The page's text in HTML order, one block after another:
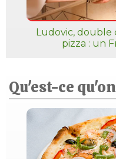
Ludovic, double
pizza : un
Qu'est-ce